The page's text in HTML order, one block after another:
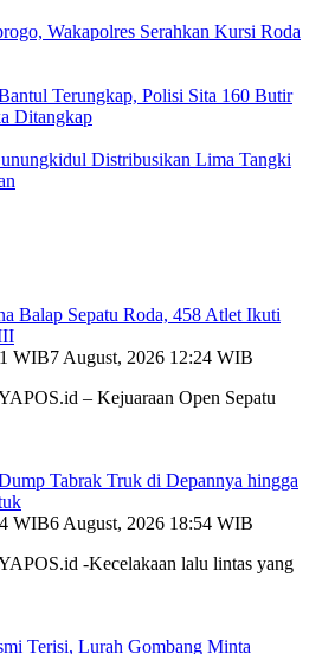
Wakapolres Serahkan Kursi Roda
Terungkap, Polisi Sita 160 Butir
Ditangkap
Distribusikan Lima Tangki
Balap Sepatu Roda, 458 Atlet Ikuti
WIB7 August, 2026 12:24 WIB
– Kejuaraan Open Sepatu
Tabrak Truk di Depannya hingga
WIB6 August, 2026 18:54 WIB
-Kecelakaan lalu lintas yang
Terisi, Lurah Gombang Minta